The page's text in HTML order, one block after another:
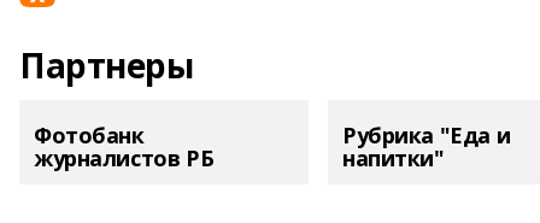
Партнеры
Фотобанк
журналистов РБ
Рубрика "Еда и
напитки"